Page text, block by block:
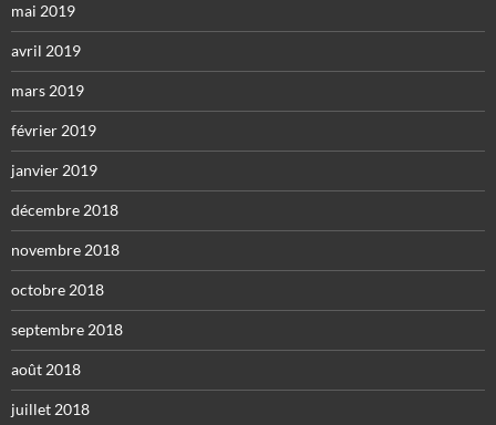
mai 2019
avril 2019
mars 2019
février 2019
janvier 2019
décembre 2018
novembre 2018
octobre 2018
septembre 2018
août 2018
juillet 2018